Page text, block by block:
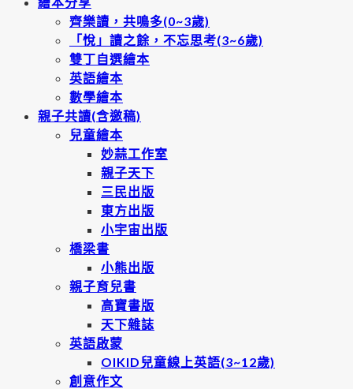
齊樂讀，共鳴多(0~3歲)
「悅」讀之餘，不忘思考(3~6歲)
雙丁自選繪本
英語繪本
數學繪本
親子共讀(含邀稿)
兒童繪本
妙蒜工作室
親子天下
三民出版
東方出版
小宇宙出版
橋梁書
小熊出版
親子育兒書
高寶書版
天下雜誌
英語啟蒙
OIKID兒童線上英語(3~12歲)
創意作文